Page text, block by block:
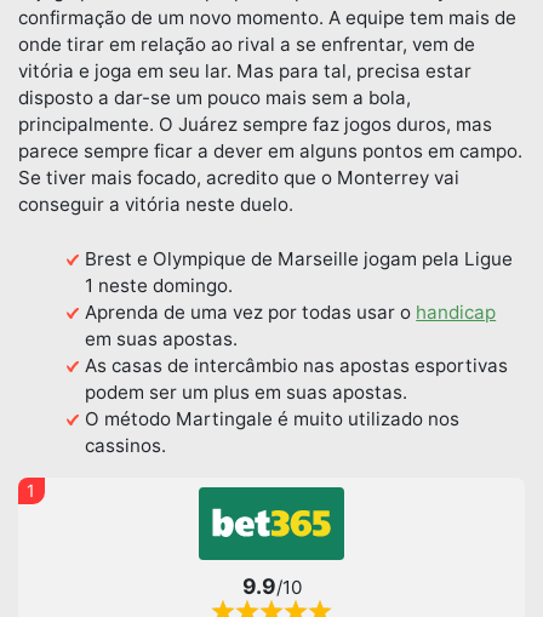
confirmação de um novo momento. A equipe tem mais de
onde tirar em relação ao rival a se enfrentar, vem de
vitória e joga em seu lar. Mas para tal, precisa estar
disposto a dar-se um pouco mais sem a bola,
principalmente. O Juárez sempre faz jogos duros, mas
parece sempre ficar a dever em alguns pontos em campo.
Se tiver mais focado, acredito que o Monterrey vai
conseguir a vitória neste duelo.
Brest e Olympique de Marseille jogam pela Ligue
1 neste domingo.
Aprenda de uma vez por todas usar o handicap
em suas apostas.
As casas de intercâmbio nas apostas esportivas
podem ser um plus em suas apostas.
O método Martingale é muito utilizado nos
cassinos.
1
9.9/10